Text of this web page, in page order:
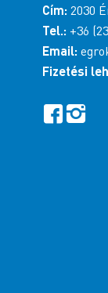
Cím: 2030
Tel.: +36
Email:
Fizetési